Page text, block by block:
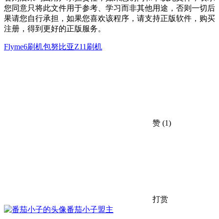
您同意只将此文件用于参考、学习而非其他用途，否则一切后
果请您自行承担，如果您喜欢该程序，请支持正版软件，购买
注册，得到更好的正版服务。
Flyme6刷机包努比亚Z11刷机
赞 (1)
打赏
番茄小子盟主